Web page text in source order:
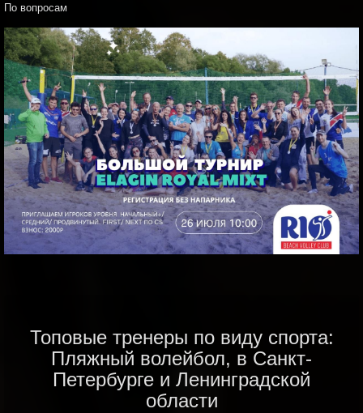
По вопросам
Топовые тренеры по виду спорта:
Пляжный волейбол, в Санкт-
Петербурге и Ленинградской
области